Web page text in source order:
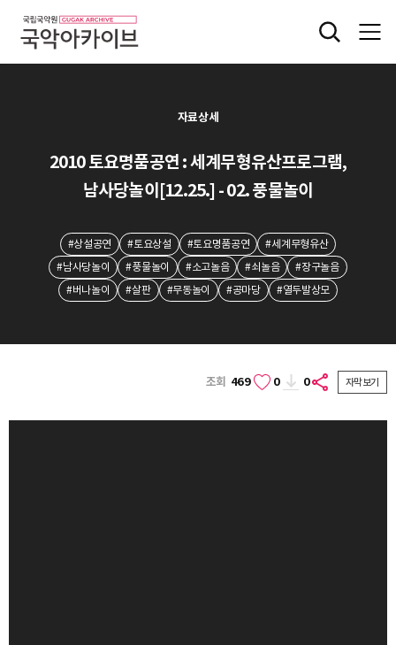
자료상세
2010 토요명품공연 : 세계무형유산프로그램,
남사당놀이[12.25.] - 02. 풍물놀이
#상설공연 #토요상설 #토요명품공연
#세계무형유산
#남사당놀이
#풍물놀이 #소고놀음 #쇠놀음
#장구놀음
#버나놀이
#살판 #무동놀이 #공마당 #열두발상모
조회 469 0 0 자막보기